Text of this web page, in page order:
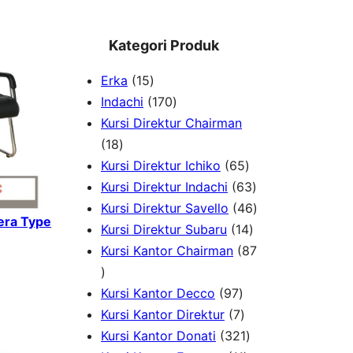
Type
Kategori Produk
Erka 151
5
p
o
d
u
c
t
Indachi 1701
7
p
r
o
d
u
t
s
Kursi Direktur Chairman
181
8
p
r
o
d
c
t
s
Kursi Direktur Ichiko 656
5
p
r
o
t
Kursi Direktur Indachi 636
3
p
r
Kursi Direktur Savello 464
p
Kursi Direktur Subaru 141
4
d
Kursi Kantor Chairman 87
8
7
p
r
Kursi Kantor Decco 979
7
p
Kursi Kantor Direktur 77
p
Kursi Kantor Donati 3213